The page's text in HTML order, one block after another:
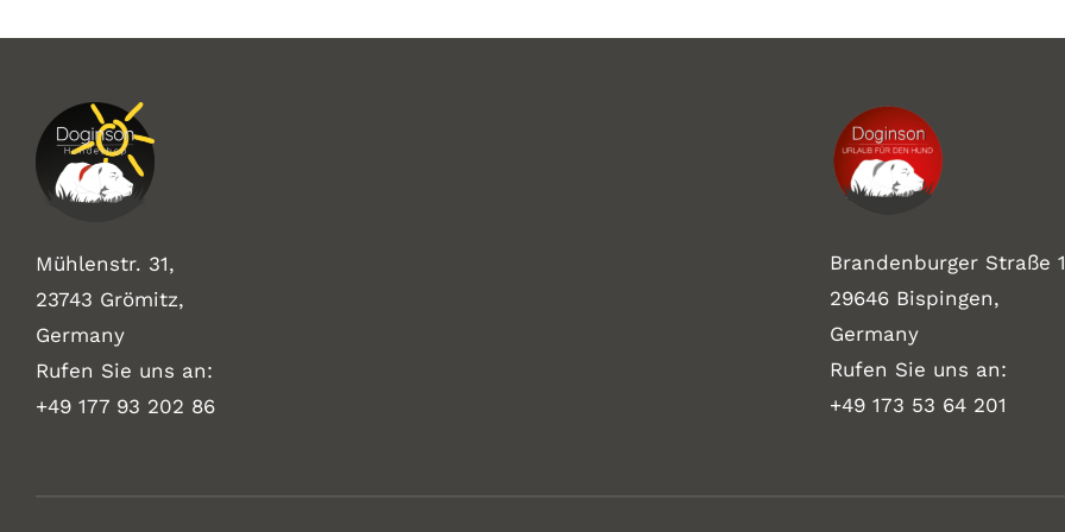
Mühlenstr. 31,
23743 Grömitz,
Germany
Rufen Sie uns an:
+49 177 93 202 86
Brandenburger Straße
29646 Bispingen,
Germany
Rufen Sie uns an:
+49 173 53 64 201